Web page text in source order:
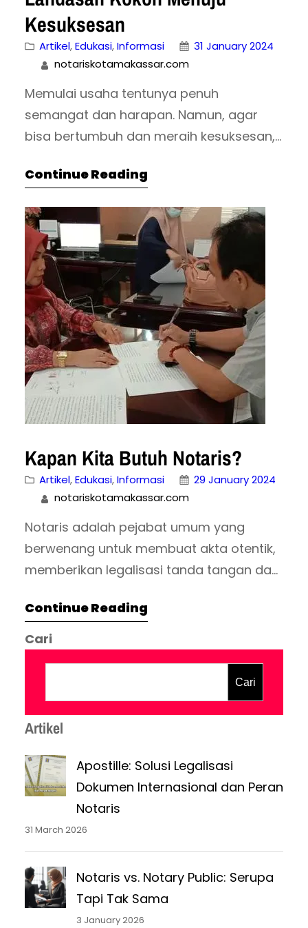
Kesuksesan
Artikel, Edukasi, Informasi
31 January 2024
notariskotamakassar.com
Memulai usaha tentunya penuh
semangat dan harapan. Namun, agar
bisa bertumbuh dan meraih kesuksesan,
perhatikan adalah legalitas usaha. Nah,
Badan Usaha menjadi elemen vital yang
wajib dimiliki. Artikel ini akan membahas
sekilas tentang akta tersebut, mulai dari
pengertian, fungsi, hingga cara
pembuatan beserta syarat-syaratnya.
Tentu…
Continue Reading
Kapan Kita Butuh Notaris?
Artikel, Edukasi, Informasi
29 January 2024
notariskotamakassar.com
Notaris adalah pejabat umum yang
berwenang untuk membuat akta otentik,
memberikan legalisasi tanda tangan dan
bawah tangan, serta membukukan surat
di bawah tangan. Akta otentik adalah
akta yang dibuat oleh atau di hadapan
pejabat umum yang berwenang untuk itu,
dan memuat keterangan yang diberikan
oleh para pihak dalam akta itu…
Continue Reading
Cari
Cari
Artikel
Apostille: Solusi Legalisasi
Dokumen Internasional dan Peran
Notaris
31 March 2026
Notaris vs. Notary Public: Serupa
Tapi Tak Sama
3 January 2026